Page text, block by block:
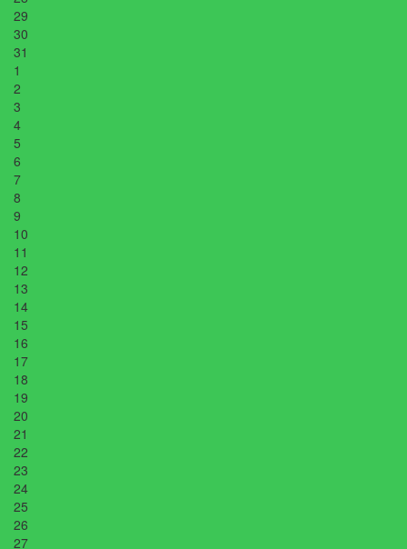
29
30
31
1
2
3
4
5
6
7
8
9
10
11
12
13
14
15
16
17
18
19
20
21
22
23
24
25
26
27